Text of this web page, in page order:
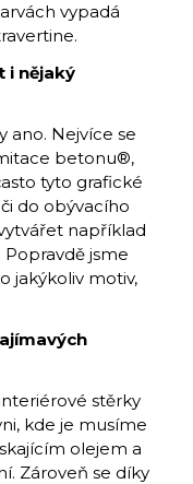
vypadá
i nějaký
ano. Nejvíce se
betonu®,
tyto grafické
do obývacího
například
jsme
jakýkoliv motiv,
stěrky
kde je musíme
olejem a
Zároveň se díky